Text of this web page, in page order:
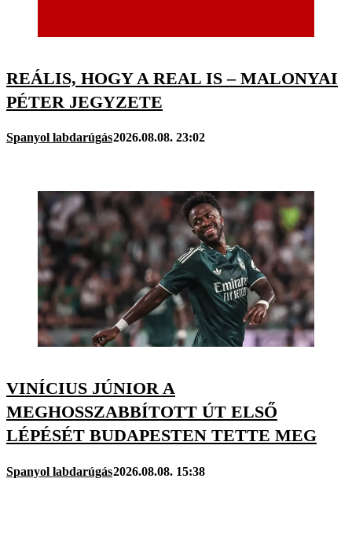
REÁLIS, HOGY A REAL IS – MALONYAI
PÉTER JEGYZETE
Spanyol labdarúgás2026.08.08. 23:02
VINÍCIUS JÚNIOR A
MEGHOSSZABBÍTOTT ÚT ELSŐ
LÉPÉSÉT BUDAPESTEN TETTE MEG
Spanyol labdarúgás2026.08.08. 15:38